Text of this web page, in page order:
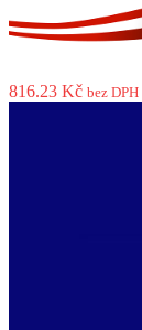
816.23 Kč bez DPH